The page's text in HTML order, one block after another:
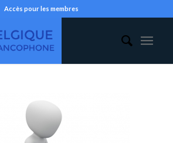
Accès pour les membres